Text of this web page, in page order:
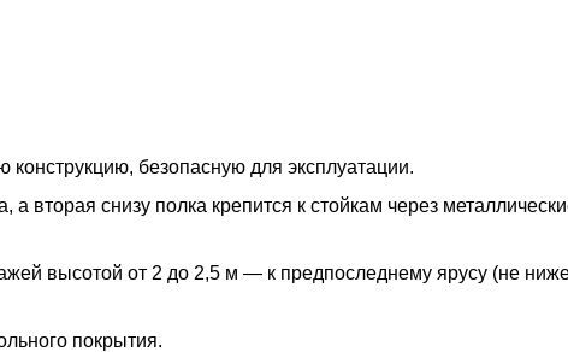
безопасную для эксплуатации.
снизу полка крепится к стойкам через
высотой от 2 до 2,5 м — к предпоследнему ярусу (не
покрытия.